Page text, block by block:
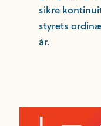
sikre
styrets
år.